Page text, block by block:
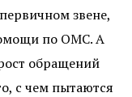
звене,
по ОМС. А
обращений
с чем пытаются